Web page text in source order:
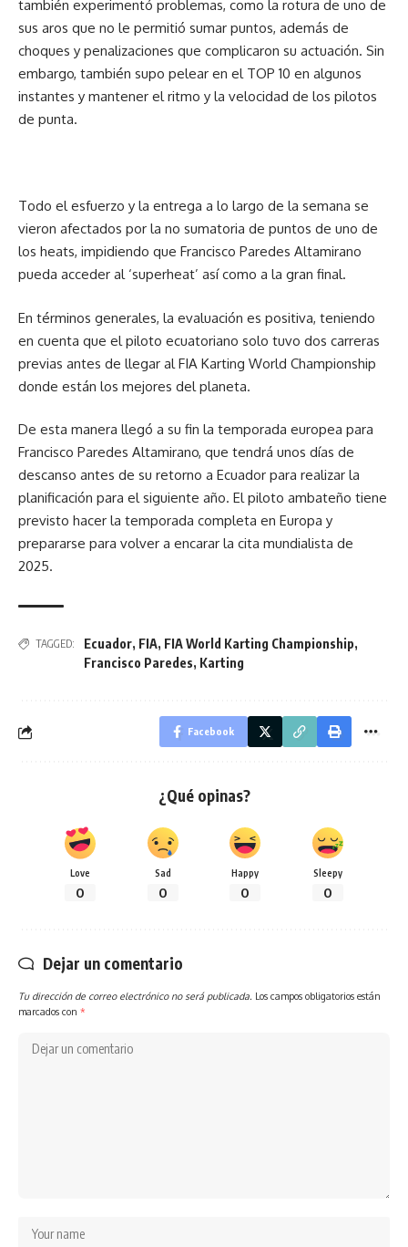
también experimentó problemas, como la rotura de uno de
sus aros que no le permitió sumar puntos, además de
choques y penalizaciones que complicaron su actuación. Sin
embargo, también supo pelear en el TOP 10 en algunos
instantes y mantener el ritmo y la velocidad de los pilotos
de punta.
Todo el esfuerzo y la entrega a lo largo de la semana se
vieron afectados por la no sumatoria de puntos de uno de
los heats, impidiendo que Francisco Paredes Altamirano
pueda acceder al ‘superheat’ así como a la gran final.
En términos generales, la evaluación es positiva, teniendo
en cuenta que el piloto ecuatoriano solo tuvo dos carreras
previas antes de llegar al FIA Karting World Championship
donde están los mejores del planeta.
De esta manera llegó a su fin la temporada europea para
Francisco Paredes Altamirano, que tendrá unos días de
descanso antes de su retorno a Ecuador para realizar la
planificación para el siguiente año. El piloto ambateño tiene
previsto hacer la temporada completa en Europa y
prepararse para volver a encarar la cita mundialista de
2025.
TAGGED: Ecuador, FIA, FIA World Karting Championship,
Francisco Paredes, Karting
Facebook
¿Qué opinas?
Love
0
Sad
0
Happy
0
Sleepy
0
Dejar un comentario
Tu dirección de correo electrónico no será publicada. Los campos obligatorios están
marcados con *